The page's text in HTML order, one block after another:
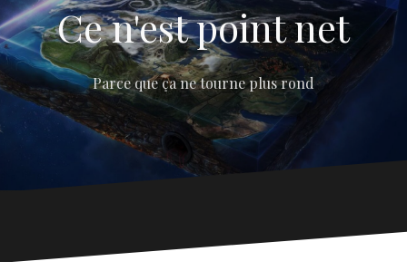
Ce n'est point net
Parce que ça ne tourne plus rond